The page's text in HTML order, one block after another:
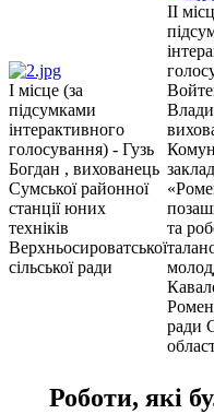
I місце (за
підсумками
інтерактивного
голосування) - Гузь
Богдан , вихованець
Сумської районної
станції юних
техніків
Верхньосироватської
сільської ради
II
та
ради
Роботи, які